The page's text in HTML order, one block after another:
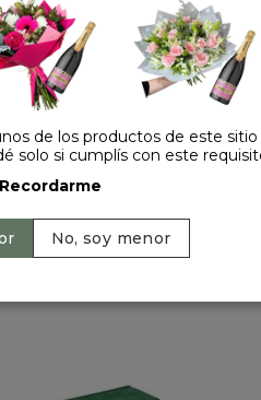
opinión
10 especies de plantas
a la familia de las
entre 1.5 y 2.0 metros.
de los productos de este
solo si cumplís con este
Recordarme